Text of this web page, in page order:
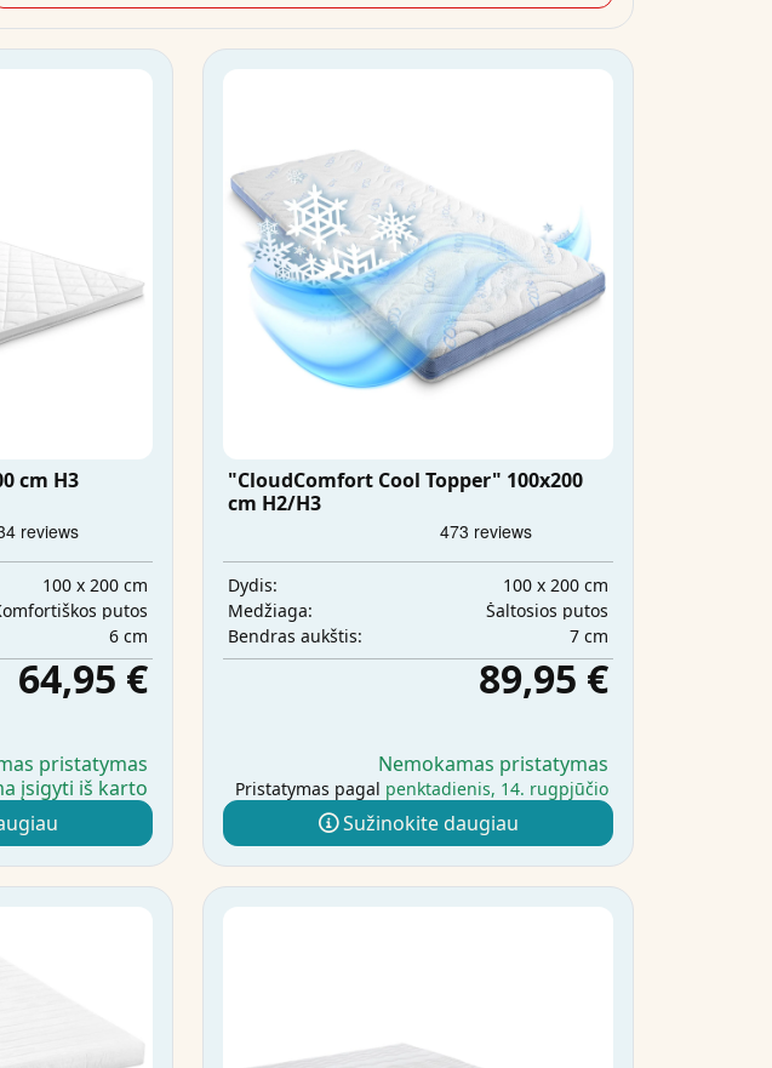
cm H3
100 x 200 cm
putos
6 cm
64,95 €
pristatymas
įsigyti iš karto
"CloudComfort Cool Topper" 100x200
cm H2/H3
Dydis:
100 x 200 cm
Medžiaga:
Šaltosios putos
Bendras aukštis:
7 cm
89,95 €
Nemokamas pristatymas
Pristatymas pagal penktadienis, 14. rugpjūčio
Sužinokite daugiau